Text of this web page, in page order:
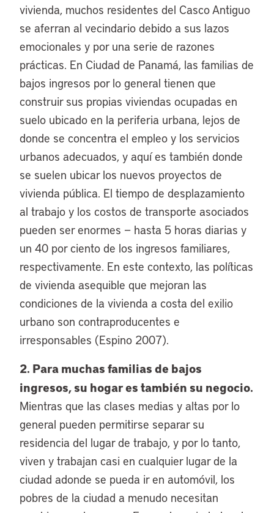
vivienda, muchos residentes del Casco Antiguo
se aferran al vecindario debido a sus lazos
emocionales y por una serie de razones
prácticas. En Ciudad de Panamá, las familias de
bajos ingresos por lo general tienen que
construir sus propias viviendas ocupadas en
suelo ubicado en la periferia urbana, lejos de
donde se concentra el empleo y los servicios
urbanos adecuados, y aquí es también donde
se suelen ubicar los nuevos proyectos de
vivienda pública. El tiempo de desplazamiento
al trabajo y los costos de transporte asociados
pueden ser enormes − hasta 5 horas diarias y
un 40 por ciento de los ingresos familiares,
respectivamente. En este contexto, las políticas
de vivienda asequible que mejoran las
condiciones de la vivienda a costa del exilio
urbano son contraproducentes e
irresponsables (Espino 2007).
2. Para muchas familias de bajos
ingresos, su hogar es también su negocio.
Mientras que las clases medias y altas por lo
general pueden permitirse separar su
residencia del lugar de trabajo, y por lo tanto,
viven y trabajan casi en cualquier lugar de la
ciudad adonde se pueda ir en automóvil, los
pobres de la ciudad a menudo necesitan